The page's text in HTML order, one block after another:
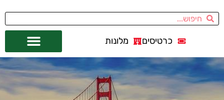
כרטיסים מלונות